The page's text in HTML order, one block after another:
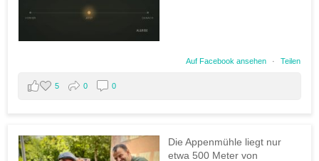
Auf Facebook ansehen · Teilen
5 0 0
Die Appenmühle liegt nur
etwa 500 Meter von